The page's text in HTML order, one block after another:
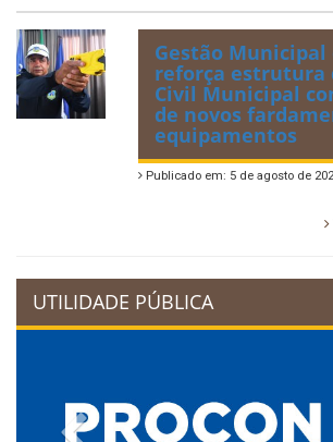
Gestão Municipal
reforça estrutura
Civil Municipal
de novos
equipamentos
Publicado em: 5 de agosto de
UTILIDADE PÚBLICA
Previous